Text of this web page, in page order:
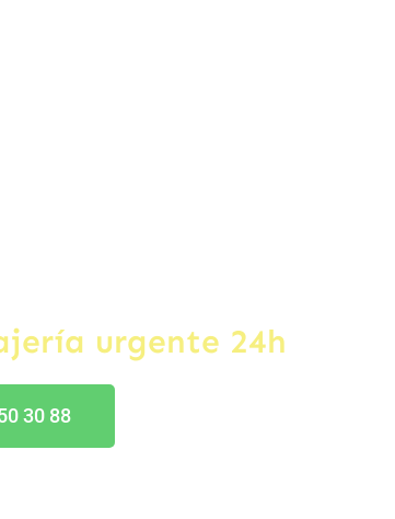
urgente 24h
30 88